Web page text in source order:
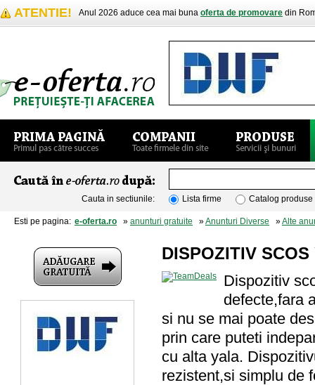
ATENTIE! Anul 2026 aduce cea mai buna oferta de promovare din
Cauta in sectiunile: Lista firme Catalog produse
Esti pe pagina: e-oferta.ro » anunturi gratuite »Anunturi Diverse »Alte
DISPOZITIV SCOS
Dispozitiv
defecte,fara
si nu se mai poate
prin care puteti
cu alta yala.
rezistent,si simplu de